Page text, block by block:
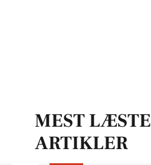
MEST LÆSTE
ARTIKLER